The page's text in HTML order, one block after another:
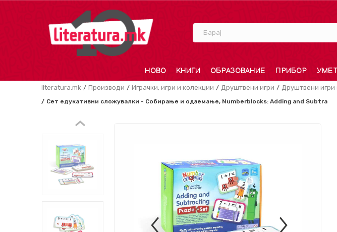
Барај
НОВО КНИГИ ОБРАЗОВАНИЕ ПРИБОР
literatura.mk Производи Играчки, игри и колекции Друштвени игри Друштвени игри
Сет едукативни сложувалки - Собирање и одземање, Numberblocks: Adding and Subtra